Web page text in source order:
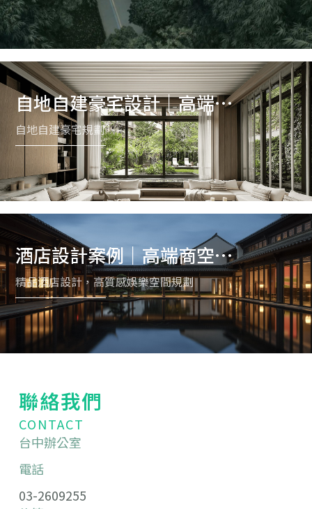
自地自建豪宅設計｜高端住
宅空間規劃案例
自地自建豪宅規劃
酒店設計案例｜高端商空與
夜店空間規劃
精品酒店設計，高質感娛樂空間規劃
聯絡我們
CONTACT
台中辦公室
電話
03-2609255